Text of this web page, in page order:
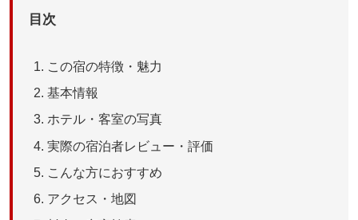
目次
この宿の特徴・魅力
基本情報
ホテル・客室の写真
実際の宿泊者レビュー・評価
こんな方におすすめ
アクセス・地図